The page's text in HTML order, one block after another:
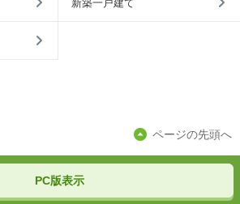
新築一戸建て
ページの先頭へ
PC版表示